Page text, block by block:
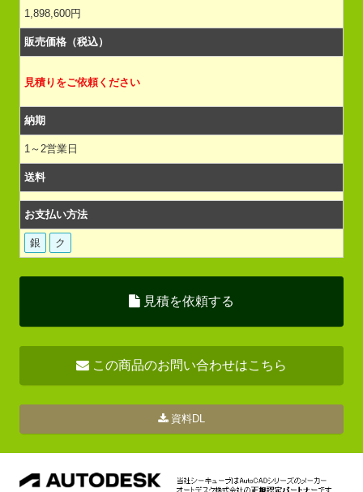
1,898,600円
販売価格（税込）
見積りをご依頼ください
納期
1～2営業日
送料
お支払い方法
銀 ク
見積を依頼する
この商品のお問い合わせはこちら
資料DL